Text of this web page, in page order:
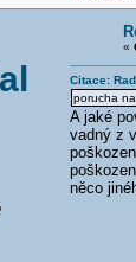
«
Citace:
porucha
A jaké
vadný z
něco